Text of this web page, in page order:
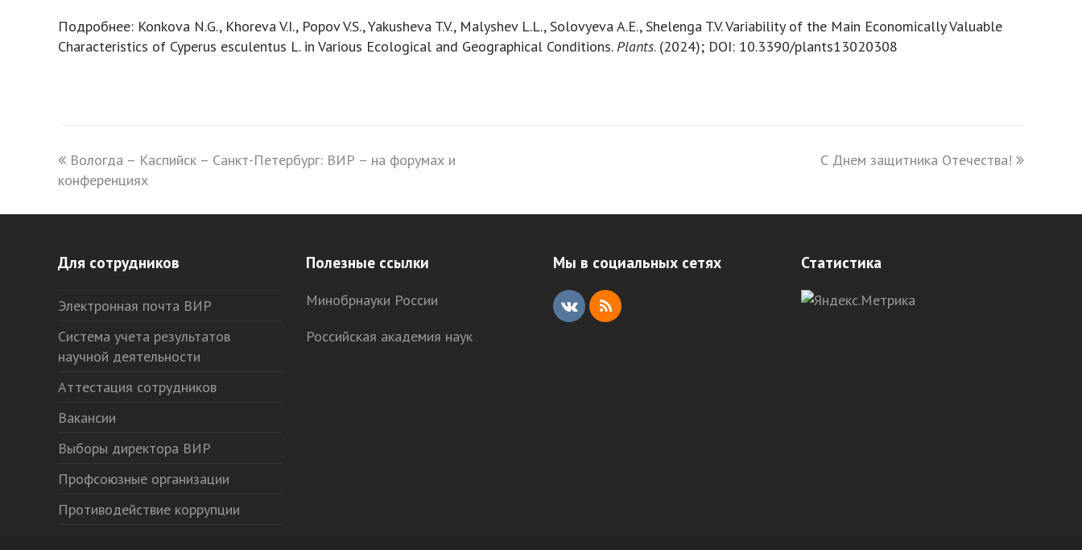
Подробнее: Konkova N.G., Khoreva V.I., Popov V.S., Yakusheva T.V., Malyshev L.L., Solovyeva A.E., Shelenga T.V. Variability of the Main Economically Valuable
Characteristics of Cyperus esculentus L. in Various Ecological and Geographical Conditions.Plants. (2024); DOI: 10.3390/plants13020308
previous
post:
Вологда – Каспийск – Санкт-Петербург: ВИР – на форумах и
конференциях
next
С Днем защитника Отечества!
Для сотрудников
Электронная почта ВИР
Система учета результатов
научной деятельности
Аттестация сотрудников
Вакансии
Выборы директора ВИР
Профсоюзные организации
Противодействие коррупции
Полезные ссылки
Минобрнауки России
Российская академия наук
Мы в социальных сетях
V
R
Статистика